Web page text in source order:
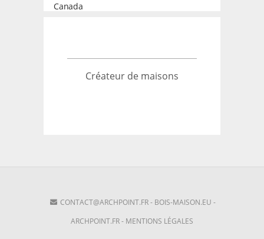
Canada
Créateur de maisons
CONTACT@ARCHPOINT.FR- BOIS-MAISON.EU -
ARCHPOINT.FR- MENTIONS LÉGALES